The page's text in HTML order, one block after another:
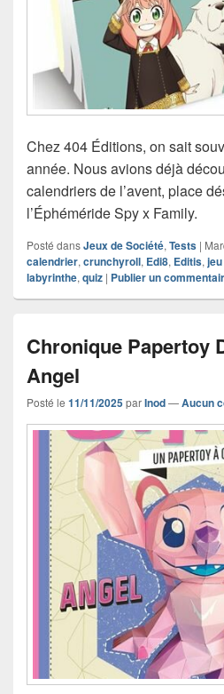
Chez 404 Éditions, on sait
année. Nous avions déjà
calendriers de l’avent, place
l’Éphéméride Spy x Family.
Posté dansJeux de Société, Tests |
calendrier, crunchyroll, Edi8, Editis,
labyrinthe, quiz | Publier un
Chronique Papertoy
Angel
Posté le 11/11/2025parInod—Aucun